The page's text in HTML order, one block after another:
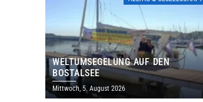
WELTUMSEGELUNG AUF DEN
BOSTALSEE
Mittwoch, 5. August 2026